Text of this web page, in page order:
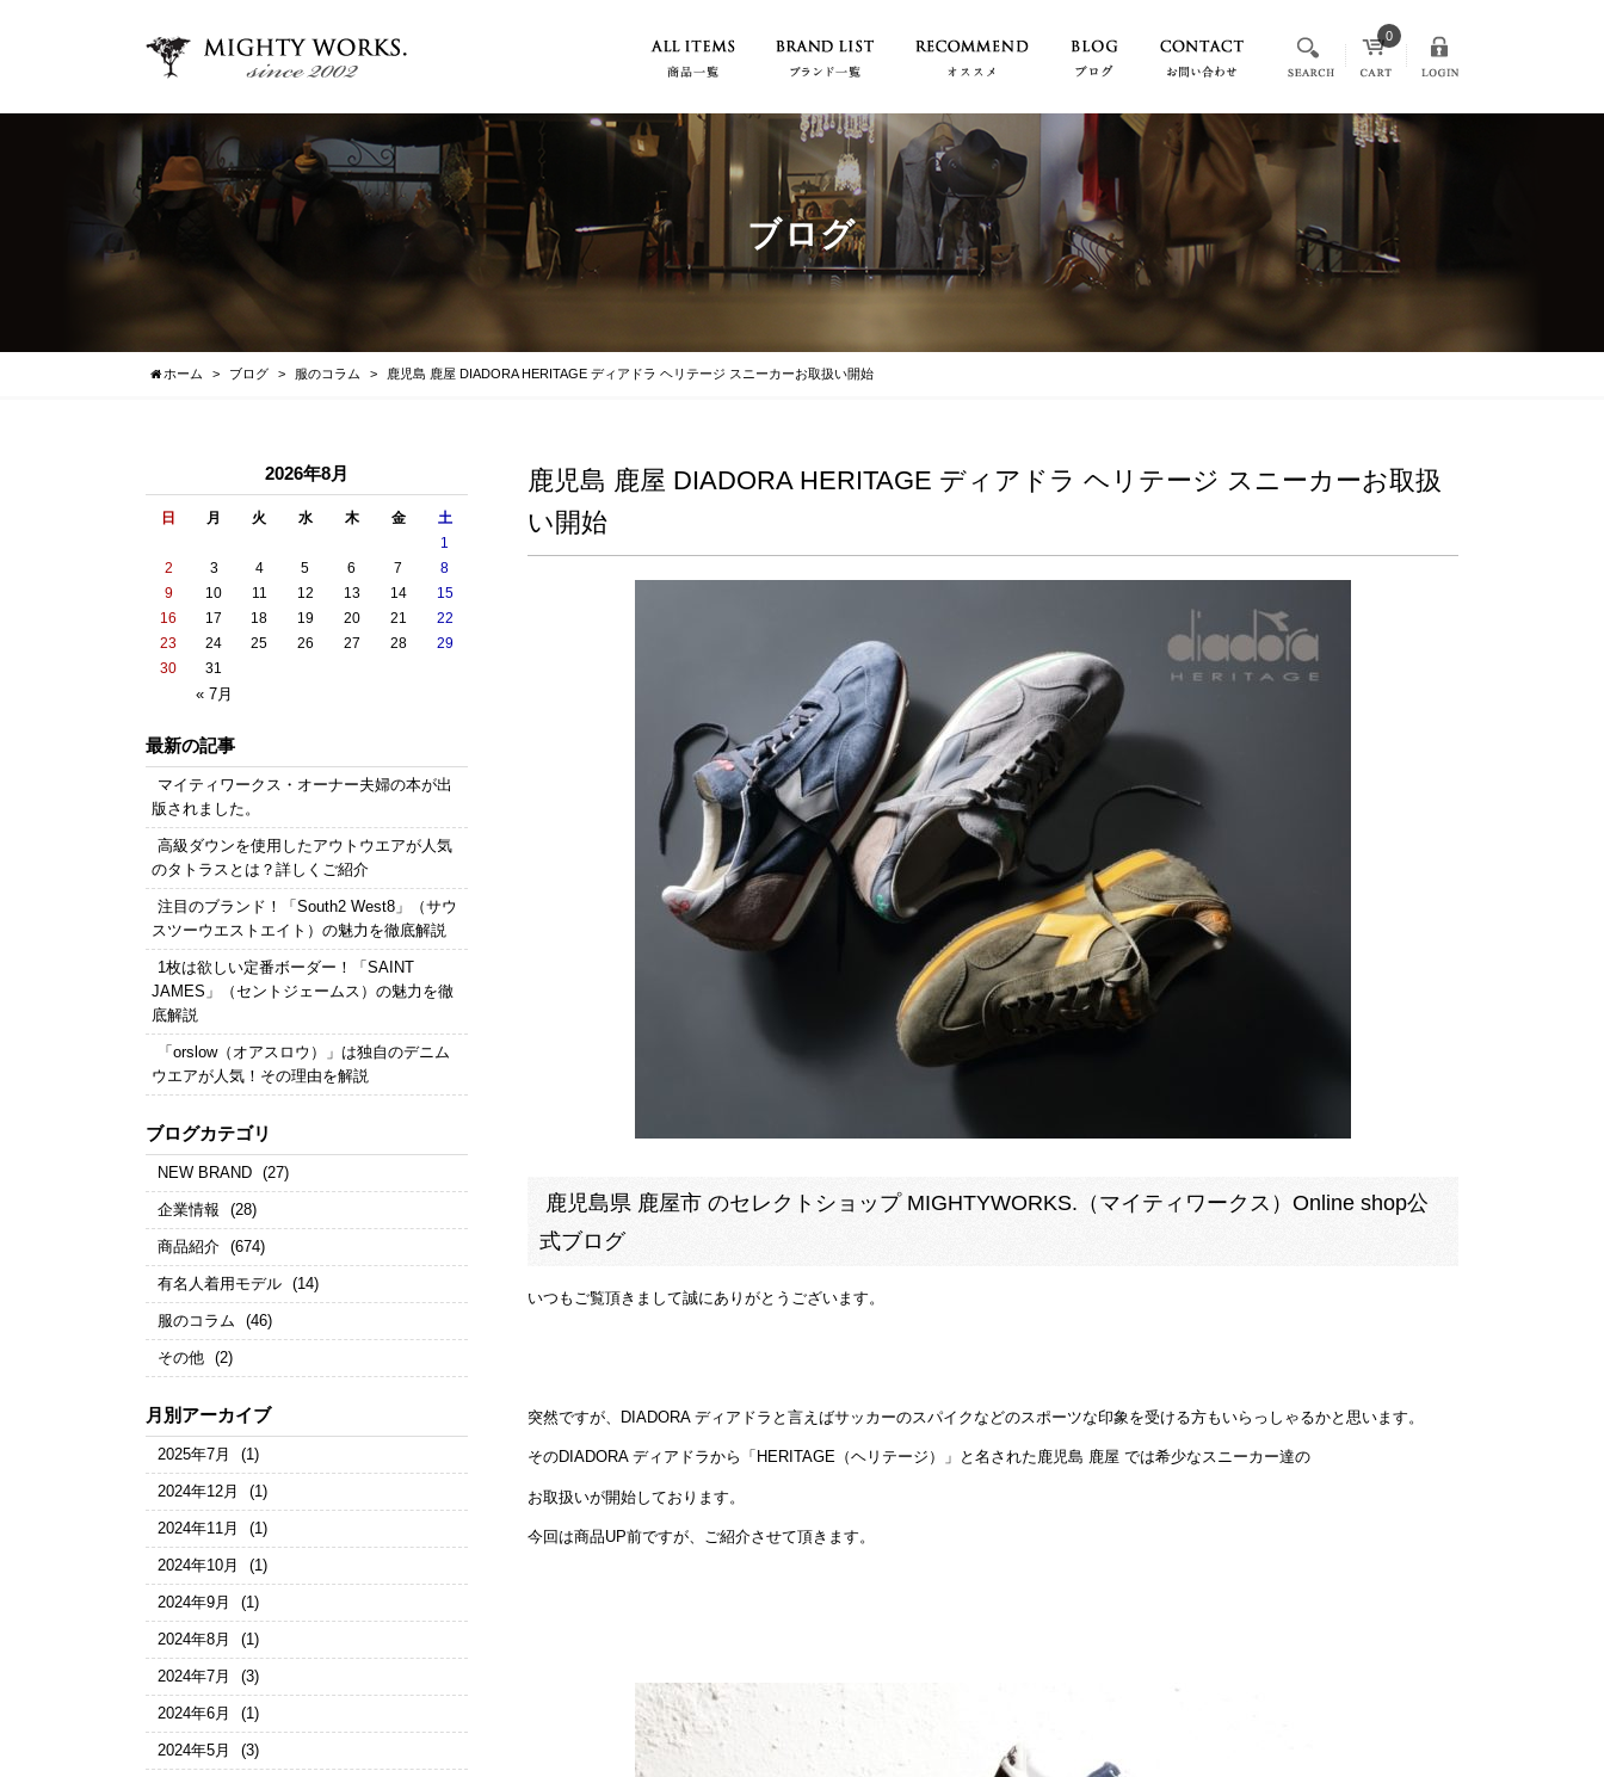
0
ブログ
ホーム ブログ 服のコラム 鹿児島 鹿屋 DIADORA HERITAGE ディアドラ ヘリテージ スニーカーお取扱い開始
鹿児島 鹿屋 DIADORA HERITAGE ディアドラ ヘリテージ スニーカーお取扱
い開始
鹿児島県 鹿屋市 のセレクトショップ MIGHTYWORKS.（マイティワークス）Online shop公
式ブログ
いつもご覧頂きまして誠にありがとうございます。
突然ですが、DIADORA ディアドラと言えばサッカーのスパイクなどのスポーツな印象を受ける方もいらっしゃるかと思います。
そのDIADORA ディアドラから「HERITAGE（ヘリテージ）」と名された鹿児島 鹿屋 では希少なスニーカー達の
お取扱いが開始しております。
今回は商品UP前ですが、ご紹介させて頂きます。
2026年8月
日 月 火 水 木 金 土
« 7月
1
2
3 4 5 6 7
8
9
10 11 12 13 14
15
16
17 18 19 20 21
22
23
24 25 26 27 28
29
30
31
最新の記事
マイティワークス・オーナー夫婦の本が出
版されました。
高級ダウンを使用したアウトウエアが人気
のタトラスとは？詳しくご紹介
注目のブランド！「South2 West8」（サウ
スツーウエストエイト）の魅力を徹底解説
1枚は欲しい定番ボーダー！「SAINT
JAMES」（セントジェームス）の魅力を徹
底解説
「orslow（オアスロウ）」は独自のデニム
ウエアが人気！その理由を解説
ブログカテゴリ
NEW BRAND (27)
企業情報 (28)
商品紹介 (674)
有名人着用モデル (14)
服のコラム (46)
その他 (2)
月別アーカイブ
2025年7月 (1)
2024年12月 (1)
2024年11月 (1)
2024年10月 (1)
2024年9月 (1)
2024年8月 (1)
2024年7月 (3)
2024年6月 (1)
2024年5月 (3)